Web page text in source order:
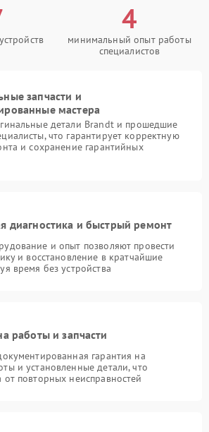
4
минимальный опыт работы
специалистов
запчасти и
мастера
детали Brandt и прошедшие
что гарантирует корректную
и сохранение гарантийных
диагностика и быстрый ремонт
и опыт позволяют провести
и восстановление в кратчайшие
время без устройства
работы и запчасти
гарантия на
и установленные детали, что
повторных неисправностей